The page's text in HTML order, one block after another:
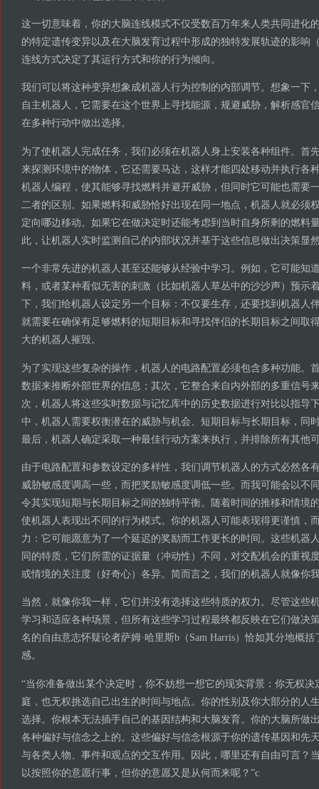
这一切意味着，你的大脑连线模式不仅受数百万年来人类共同进化
的特定遗传变异以及在大脑发育过程中形成的独特发展轨迹的影响
连线方式决定了其运行方式和你的行为倾向。
我们可以将这种变异想象成机器人行为控制的内部调节。想象一下
自主机器人，它需要在这个世界上寻找能源，规避威胁，解析感官
在多种行动中做出选择。
为了使机器人完成任务，我们必须在机器人身上安装各种组件。首
来探测环境中的物体，它还需要马达，这样才能四处移动并执行各
机器人编程，使其能够寻找燃料并避开威胁，但同时它可能也需要
二者的区别。如果燃料和威胁恰好出现在同一地点，机器人就必须
定向哪边移动。如果它在做决定时还能考虑到当时自身所剩的燃料
此，让机器人实时监测自己的内部状况并基于这些信息做出决策显
一个非常先进的机器人甚至还能够从经验中学习。例如，它可能知
料，或者某种看似无害的刺激（比如机器人草丛中的沙沙声）预示
下，我们给机器人设定另一个目标：不仅要生存，还要找到机器人
就需要在确保有足够燃料的短期目标和寻找伴侣的长期目标之间取
大的机器人摧毁。
为了实现这些复杂的操作，机器人的电路配置必须包含多种功能。
数据来推断外部世界的信息；其次，它整合来自内外部的多重信号
次，机器人将这些实时数据与记忆库中的历史数据进行对比以指导
中，机器人需要权衡潜在的威胁与机会、短期目标与长期目标，同
最后，机器人确定采取一种最佳行动方案来执行，并排除所有其他
由于电路配置和参数设定的多样性，我们调节机器人的方式必然各
威胁敏感度调高一些，而把奖励敏感度调低一些。而我可能会以不
令其实现短期与长期目标之间的独特平衡。随着时间的推移和情境
使机器人表现出不同的行为模式。你的机器人可能表现得更谨慎，
力：它可能愿意为了一个延迟的奖励而工作更长的时间。这些机器
同的特质，它们所需的证据量（冲动性）不同，对交配机会的重视
或情境的关注度（好奇心）各异。简而言之，我们的机器人就像你
当然，就像你我一样，它们并没有选择这些特质的权力。尽管这些
学习和适应各种场景，但所有这些学习过程最终都反映在它们做决
名的自由意志怀疑论者萨姆·哈里斯b（Sam Harris）恰如其分地概
感。
“当你准备做出某个决定时，你不妨想一想它的现实背景：你无权决
庭，也无权挑选自己出生的时间与地点。你的性别及你大部分的人
选择。你根本无法插手自己的基因结构和大脑发育。你的大脑所做
各种偏好与信念之上的。这些偏好与信念根源于你的遗传基因和先
与各类人物、事件和观点的交互作用。因此，哪里还有自由可言？
以按照你的意愿行事，但你的意愿又是从何而来呢？”c